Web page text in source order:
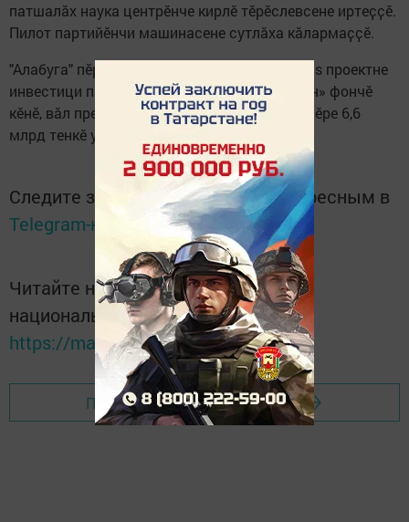
патшалӑх наука центрӗнче кирлӗ тӗрӗслевсене иртеҫҫӗ.
Пилот партийӗнчи машинасене сутлӑха кӑлармаҫҫӗ.
"Алабуга" пӗрлешӳллӗ экономика зонин Aurus проектне
инвестици партнерӗ пулса арабсен «Тавазун» фончӗ
кӗнӗ, вӑл премиаллӑ автомобильсене тунӑ ҫӗре 6,6
млрд тенкӗ укҫа кӗрет.
Следите за самым важным и интересным в
Telegram-канале
Татмедиа
Читайте новости Татарстана в
национальном мессенджере MАХ:
https://max.ru/tatmedia
Перейти на страницу новости